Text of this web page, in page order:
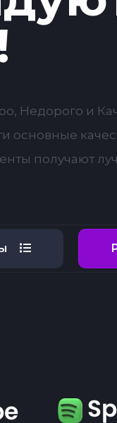
Недорого и
основные
получают